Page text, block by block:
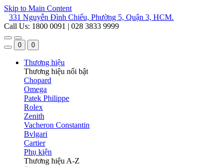
Skip to Main Content
331 Nguyễn Đình Chiểu, Phường 5, Quận 3, HCM.
Call Us: 1800 0091 | 028 3833 9999
0 0
Thương hiệu
Thương hiệu nổi bật
Chopard
Omega
Patek Philippe
Rolex
Zenith
Vacheron Constantin
Bvlgari
Cartier
Phụ kiện
Thương hiệu A-Z